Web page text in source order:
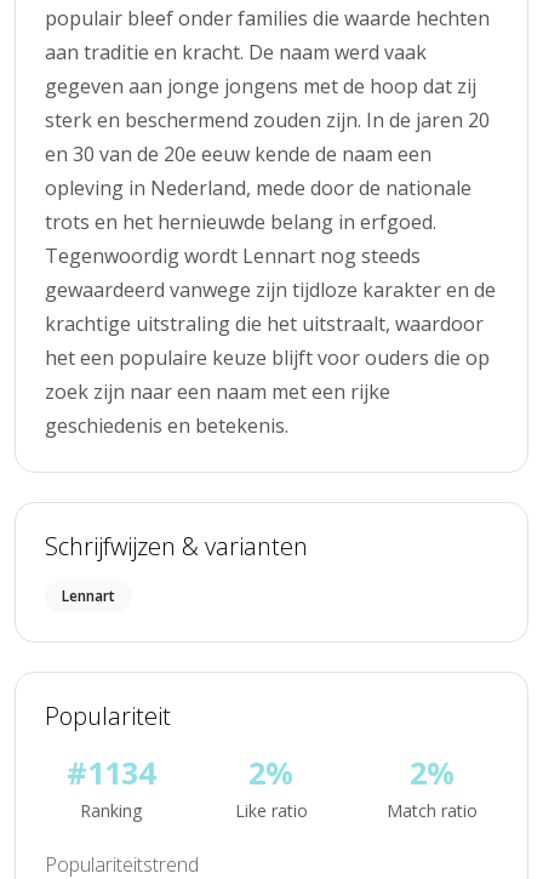
populair bleef onder families die waarde hechten
aan traditie en kracht. De naam werd vaak
gegeven aan jonge jongens met de hoop dat zij
sterk en beschermend zouden zijn. In de jaren 20
en 30 van de 20e eeuw kende de naam een
opleving in Nederland, mede door de nationale
trots en het hernieuwde belang in erfgoed.
Tegenwoordig wordt Lennart nog steeds
gewaardeerd vanwege zijn tijdloze karakter en de
krachtige uitstraling die het uitstraalt, waardoor
het een populaire keuze blijft voor ouders die op
zoek zijn naar een naam met een rijke
geschiedenis en betekenis.
Schrijfwijzen & varianten
Lennart
Populariteit
#1134
Ranking
2%
Like ratio
2%
Match ratio
Populariteitstrend